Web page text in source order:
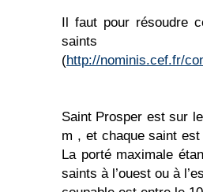
Il faut pour résoudre
saints
(http://nominis.cef.fr/
Saint Prosper est sur
m , et chaque saint
La porté maximale
saints à l’ouest ou à